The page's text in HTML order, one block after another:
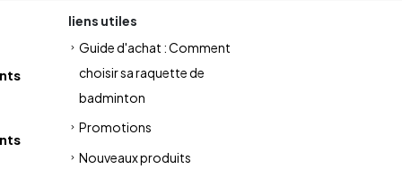
liens utiles
Guide d'achat : Comment
choisir sa raquette de
badminton
Promotions
Nouveaux produits